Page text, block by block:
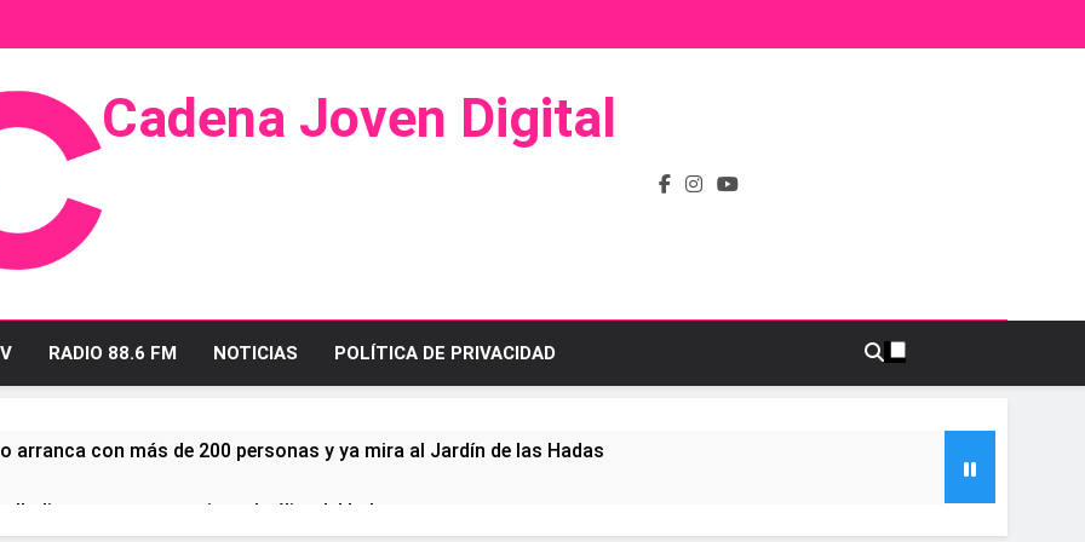
Cadena Joven Digital
Radio Y Televisión
RADIO 88.6 FM NOTICIAS POLÍTICA DE PRIVACIDAD
arranca con más de 200 personas y ya mira al Jardín de las Hadas
linense tras conquistar la élite del baloncesto